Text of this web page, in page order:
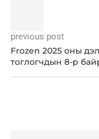
previous post
Frozen 2025 оны
тоглогчдын 8-р